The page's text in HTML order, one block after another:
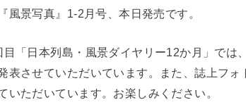
風景写真』1-2月号、本日発売です。
目「日本列島・風景ダイヤリー12か月」では
表させていただいています。また、誌上フ
いただいています。お楽しみください。